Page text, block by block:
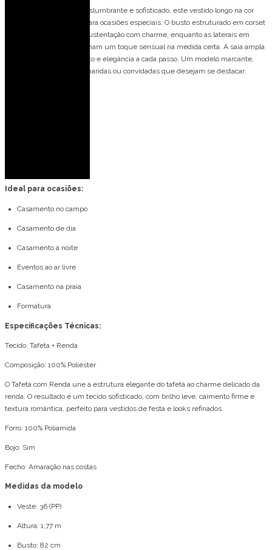
Vestido de festa longo, deslumbrante e sofisticado, este vestido longo na cor
uva é a escolha perfeita para ocasiões especiais. O busto estruturado em corset
valoriza o colo e oferece sustentação com charme, enquanto as laterais em
renda transparente adicionam um toque sensual na medida certa. A saia ampla
e volumosa cria movimento e elegância a cada passo. Um modelo marcante,
ideal para madrinhas, formandas ou convidadas que desejam se destacar.
Ideal para ocasiões:
Casamento no campo
Casamento de dia
Casamento a noite
Eventos ao ar livre
Casamento na praia
Formatura
Especificações Técnicas:
Tecido: Tafeta + Renda
Composição: 100% Poliéster
O Tafetá com Renda une a estrutura elegante do tafetá ao charme delicado da
renda. O resultado é um tecido sofisticado, com brilho leve, caimento firme e
textura romântica, perfeito para vestidos de festa e looks refinados.
Forro: 100% Poliamida
Bojo: Sim
Fecho: Amaração nas costas
Medidas da modelo
Veste: 36 (PP)
Altura: 1,77 m
Busto: 82 cm